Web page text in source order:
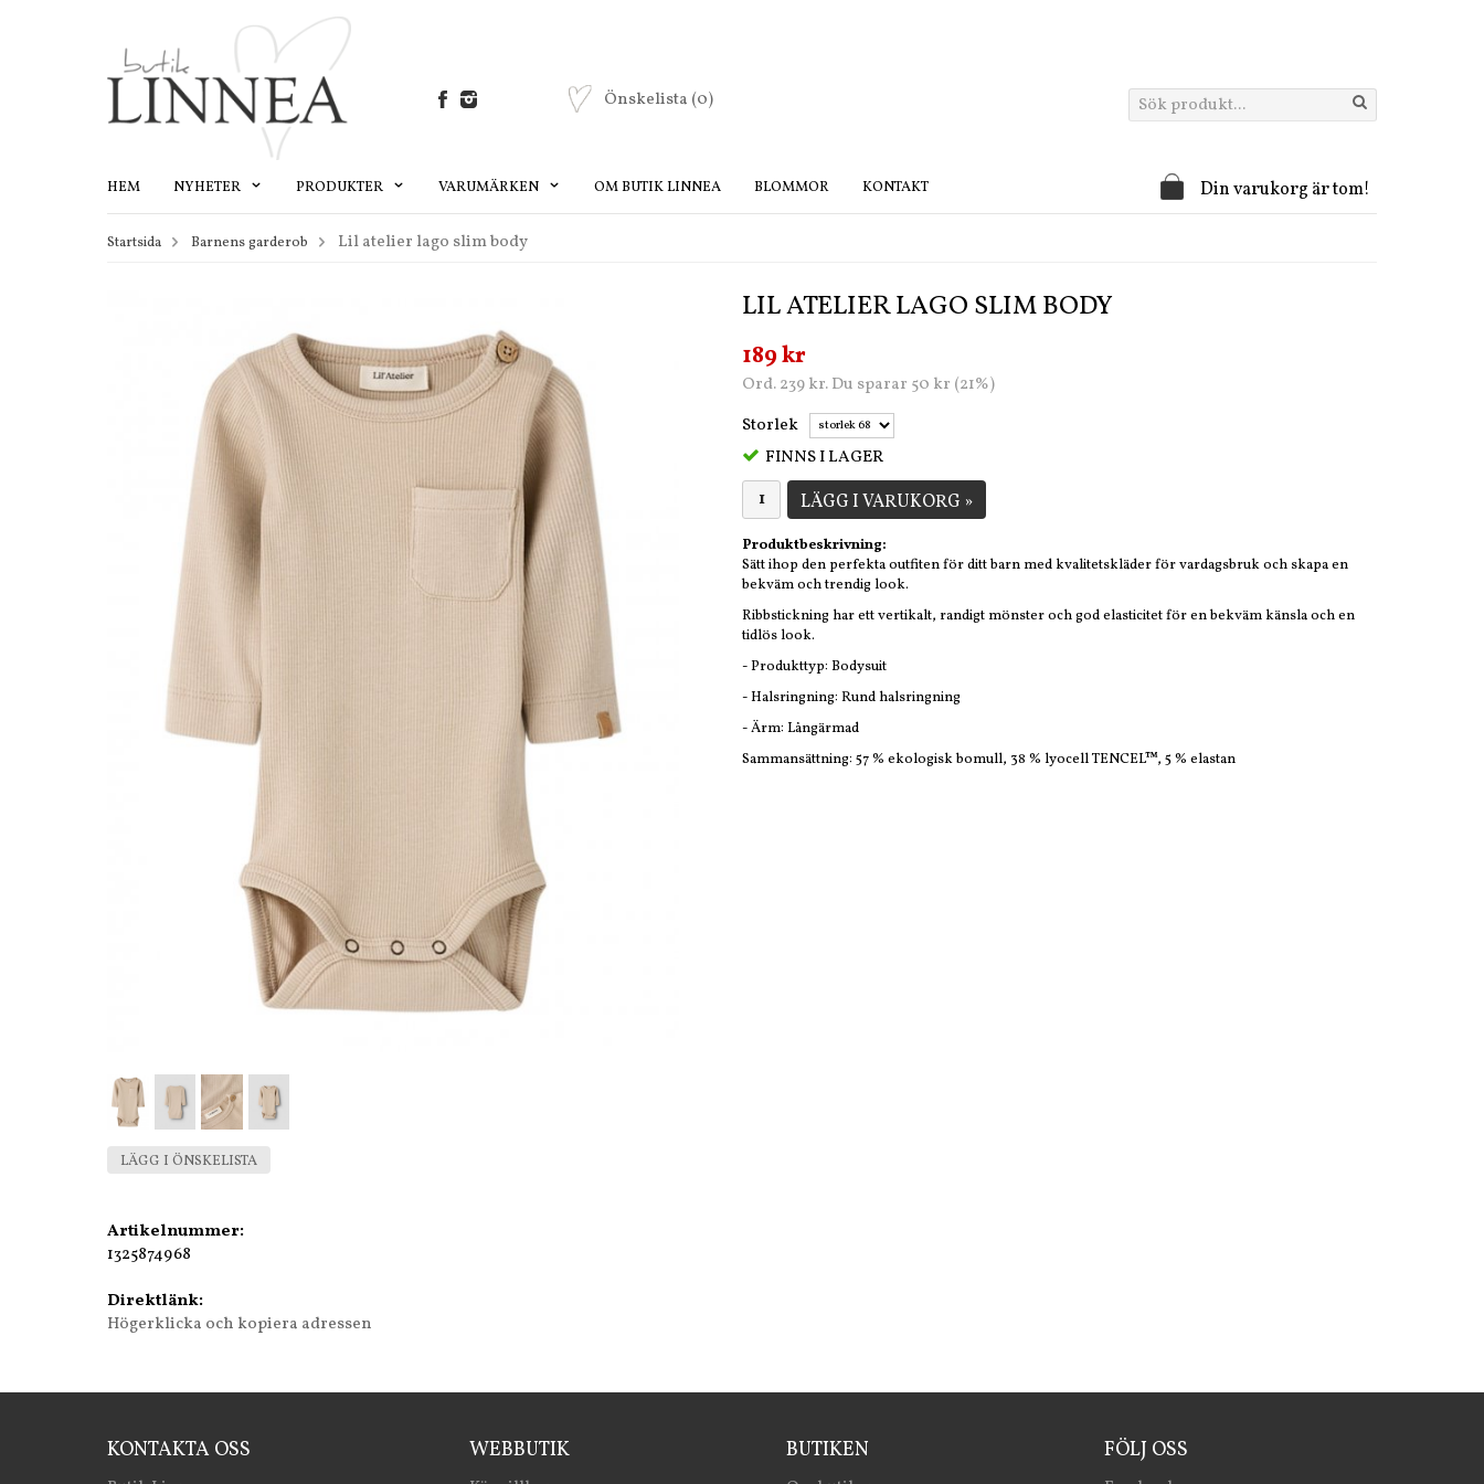
Önskelista (0)
HEM NYHETER PRODUKTER VARUMÄRKEN OM BUTIK LINNEA BLOMMOR KONTAKT Din varukorg är tom!
Startsida Barnens garderob Lil atelier lago slim body
LIL ATELIER LAGO SLIM BODY
189 kr
Ord. 239 kr. Du sparar 50 kr (21%)
Storlek
FINNS I LAGER
LÄGG I VARUKORG »
Produktbeskrivning:
Sätt ihop den perfekta outfiten för ditt barn med kvalitetskläder för vardagsbruk och skapa en
bekväm och trendig look.
Ribbstickning har ett vertikalt, randigt mönster och god elasticitet för en bekväm känsla och en
tidlös look.
- Produkttyp: Bodysuit
- Halsringning: Rund halsringning
- Ärm: Långärmad
Sammansättning: 57 % ekologisk bomull, 38 % lyocell TENCEL™, 5 % elastan
LÄGG I ÖNSKELISTA
Artikelnummer:
1325874968
Direktlänk:
Högerklicka och kopiera adressen
KONTAKTA OSS WEBBUTIK BUTIKEN FÖLJ OSS